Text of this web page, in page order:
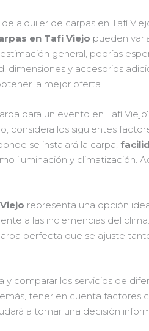
alquiler de carpas en Tafí
en Tafí Viejo pueden
general, podrías
y accesorios
la mejor oferta.
para un evento en Tafí
considera los siguientes
se instalará la carpa,
iluminación y climatización.
representa una opción
a las inclemencias del
perfecta que se ajuste
y comparar los servicios de
tener en cuenta factores
a tomar una decisión